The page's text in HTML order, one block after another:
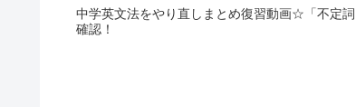
中学英文法をやり直しまとめ復習動画☆「不定
確認！